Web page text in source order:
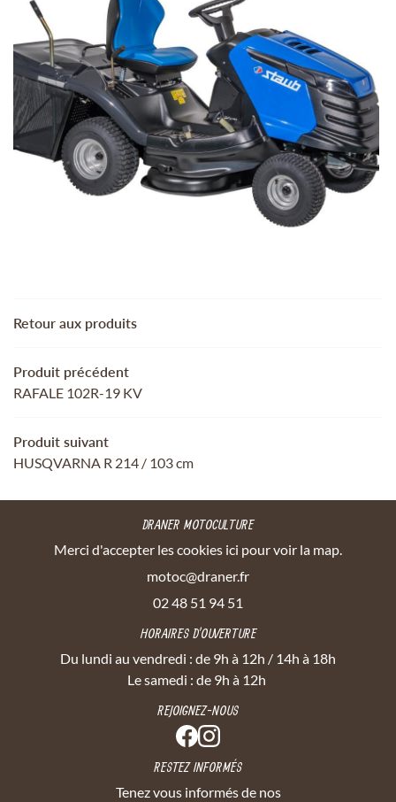
ACCUEIL
SERVICES
SÉLECTION
02 48 51 94
REJOIGNEZ-
Retour aux produits
Produit précédent
RAFALE 102R-19 KV
Produit suivant
HUSQVARNA R 214 / 103 cm
DRANER MOTOCULTURE
Merci d'accepter les cookies ici pour voir la map.
02 48 51 94 51
HORAIRES D'OUVERTURE
Du lundi au vendredi : de 9h à 12h / 14h à 18h
Le samedi : de 9h à 12h
REJOIGNEZ-NOUS
RESTEZ INFORMÉS
Tenez vous informés de nos